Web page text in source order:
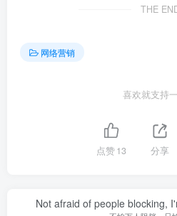
THE
网络营销
喜欢就支持
点赞13 分享
Not afraid of people blocking,